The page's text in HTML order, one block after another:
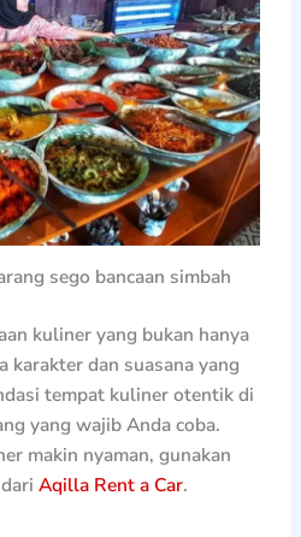
sego bancaan simbah
kuliner yang bukan hanya
karakter dan suasana yang
tempat kuliner otentik di
yang wajib Anda coba.
makin nyaman, gunakan
Aqilla Rent a Car.